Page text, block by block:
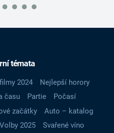
témata
2024
Nejlepší horory
času Partie
Počasí
začátky
Auto – katalog
Volby 2025
Svařené víno